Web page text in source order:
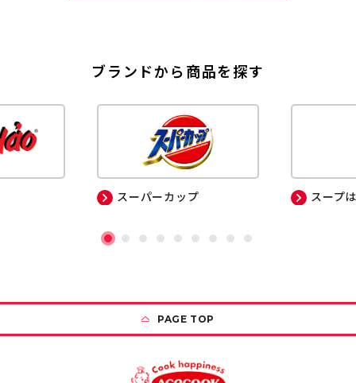
ブランドから商品を探す
スーパーカップ スープ
PAGE TOP